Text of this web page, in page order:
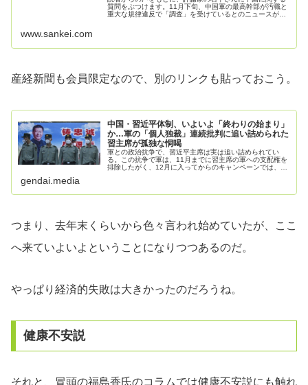
質問をぶつけます。11月下旬、中国軍の最高幹部が汚職と
重大な規律違反で「調査」を受けているとのニュースが
www.sankei.com
産経新聞も会員限定なので、別のリンクも貼っておこう。
中国・習近平体制、いよいよ「終わりの始まり」
か…軍の「個人独裁」連続批判に追い詰められた
習主席が孤独な恫喝
軍との政治抗争で、習近平主席は実は追い詰められてい
る。この抗争で軍は、11月までに習主席の軍への支配権を
排除したがく、12月に入ってからのキャンペーンでは、も
gendai.media
つまり、去年末くらいから色々言われ始めていたが、ここ
へ来ていよいよということになりつつあるのだ。
やっぱり経済的失敗は大きかったのだろうね。
健康不安説
それと、冒頭の福島香氏のコラムでは健康不安説にも触れ